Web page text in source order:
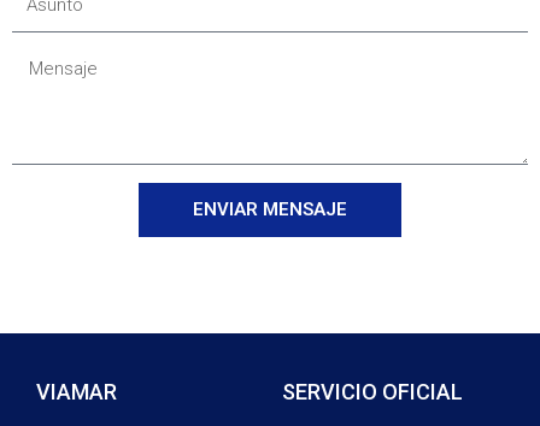
ENVIAR MENSAJE
VIAMAR SERVICIO OFICIAL